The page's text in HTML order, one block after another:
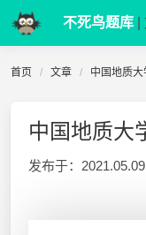
不死鸟题库
首页 文章 中国地质
发布于：